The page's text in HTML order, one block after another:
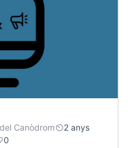
Canòdrom
2 anys
0